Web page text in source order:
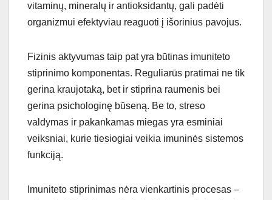
vitaminų, mineralų ir antioksidantų, gali padėti
organizmui efektyviau reaguoti į išorinius pavojus.
Fizinis aktyvumas taip pat yra būtinas imuniteto
stiprinimo komponentas. Reguliarūs pratimai ne tik
gerina kraujotaką, bet ir stiprina raumenis bei
gerina psichologinę būseną. Be to, streso
valdymas ir pakankamas miegas yra esminiai
veiksniai, kurie tiesiogiai veikia imuninės sistemos
funkciją.
Imuniteto stiprinimas nėra vienkartinis procesas –